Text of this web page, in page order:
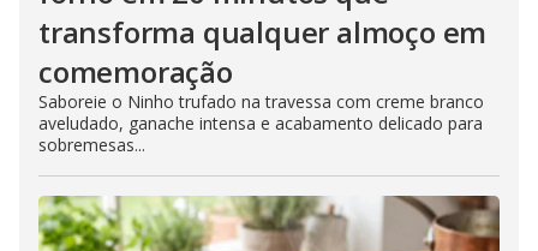
transforma qualquer almoço em
comemoração
Saboreie o Ninho trufado na travessa com creme branco
aveludado, ganache intensa e acabamento delicado para
sobremesas...